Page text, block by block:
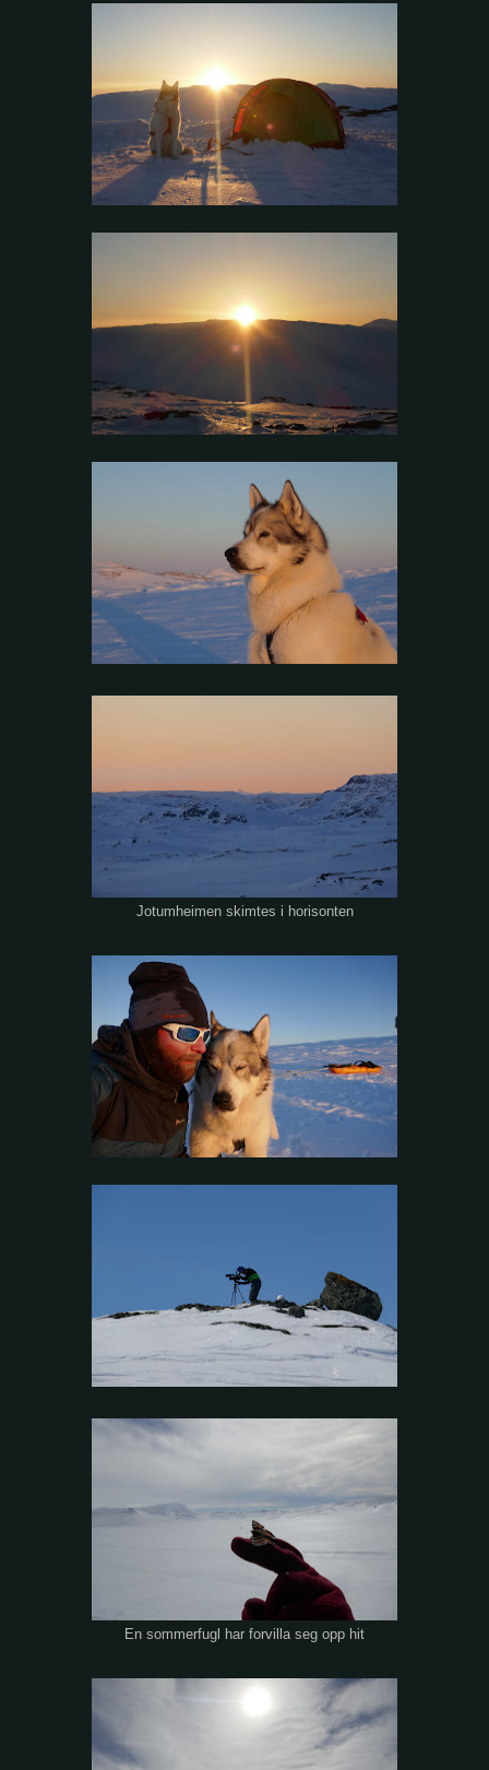
Jotumheimen skimtes i horisonten
En sommerfugl har forvilla seg opp hit